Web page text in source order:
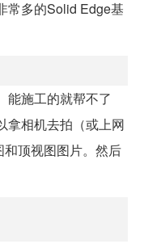
常多的Solid Edge基
能施工的就帮不了
拿相机去拍（或上网
顶视图图片。然后